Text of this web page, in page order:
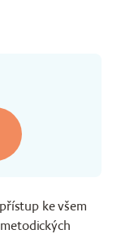
ke všem